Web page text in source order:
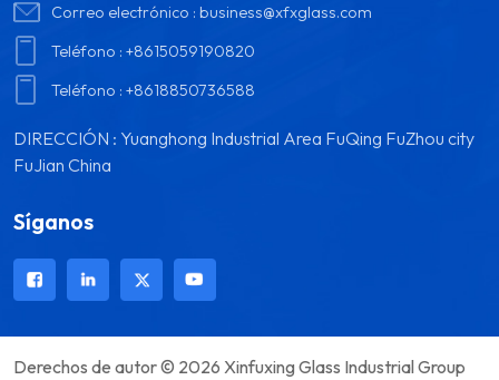
Correo electrónico :business@xfxglass.com
Teléfono :+8615059190820
Teléfono :+8618850736588
DIRECCIÓN : Yuanghong Industrial Area FuQing FuZhou city
FuJian China
Síganos
Derechos de autor © 2026 Xinfuxing Glass Industrial Group